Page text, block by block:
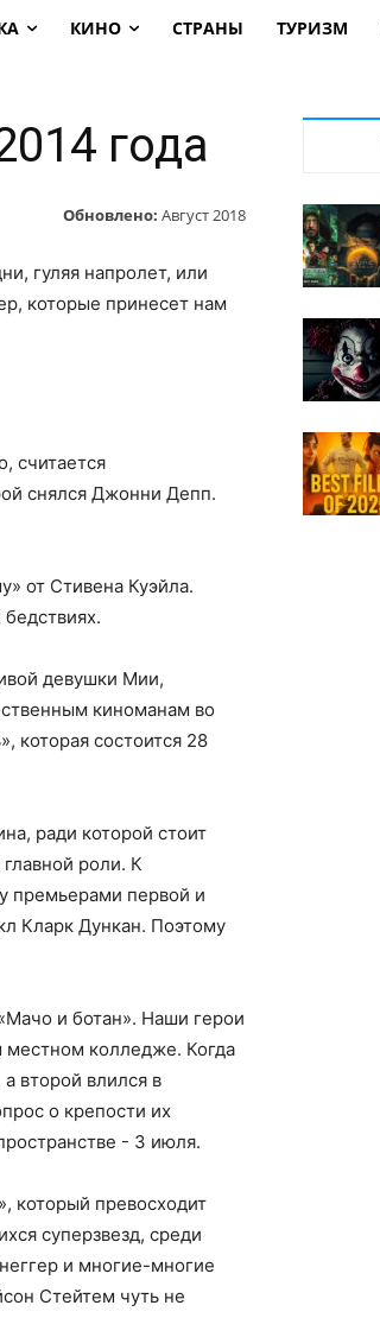
КИНО СТРАНЫ ТУРИЗМ
года
Обновлено: Август 2018
гуляя напролет, или
которые принесет нам
считается
снялся Джонни Депп.
от Стивена Куэйла.
девушки Мии,
киноманам во
которая состоится 28
ради которой стоит
роли. К
премьерами первой и
Кларк Дункан. Поэтому
и ботан». Наши герои
местном колледже. Когда
второй влился в
о крепости их
- 3 июля.
превосходит
суперзвезд, среди
и многие-многие
Стейтем чуть не